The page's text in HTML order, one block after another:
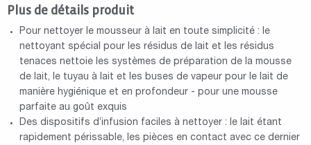
Plus de détails produit
Pour nettoyer le mousseur à lait en toute simplicité : le
nettoyant spécial pour les résidus de lait et les résidus
tenaces nettoie les systèmes de préparation de la mousse
de lait, le tuyau à lait et les buses de vapeur pour le lait de
manière hygiénique et en profondeur - pour une mousse
parfaite au goût exquis
Des dispositifs d’infusion faciles à nettoyer : le lait étant
rapidement périssable, les pièces en contact avec ce dernier